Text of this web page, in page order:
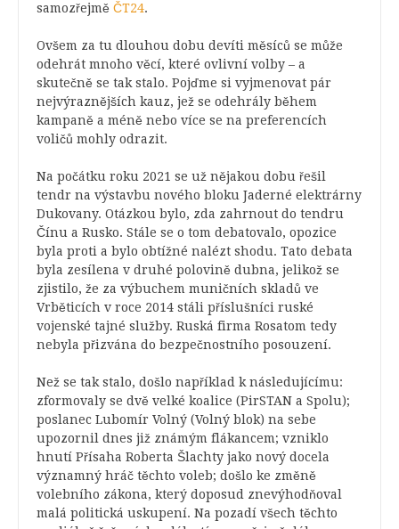
samozřejmě ČT24.
Ovšem za tu dlouhou dobu devíti měsíců se může
odehrát mnoho věcí, které ovlivní volby – a
skutečně se tak stalo. Pojďme si vyjmenovat pár
nejvýraznějších kauz, jež se odehrály během
kampaně a méně nebo více se na preferencích
voličů mohly odrazit.
Na počátku roku 2021 se už nějakou dobu řešil
tendr na výstavbu nového bloku Jaderné elektrárny
Dukovany. Otázkou bylo, zda zahrnout do tendru
Čínu a Rusko. Stále se o tom debatovalo, opozice
byla proti a bylo obtížné nalézt shodu. Tato debata
byla zesílena v druhé polovině dubna, jelikož se
zjistilo, že za výbuchem muničních skladů ve
Vrběticích v roce 2014 stáli příslušníci ruské
vojenské tajné služby. Ruská firma Rosatom tedy
nebyla přizvána do bezpečnostního posouzení.
Než se tak stalo, došlo například k následujícímu:
zformovaly se dvě velké koalice (PirSTAN a Spolu);
poslanec Lubomír Volný (Volný blok) na sebe
upozornil dnes již známým flákancem; vzniklo
hnutí Přísaha Roberta Šlachty jako nový docela
významný hráč těchto voleb; došlo ke změně
volebního zákona, který doposud znevýhodňoval
malá politická uskupení. Na pozadí všech těchto